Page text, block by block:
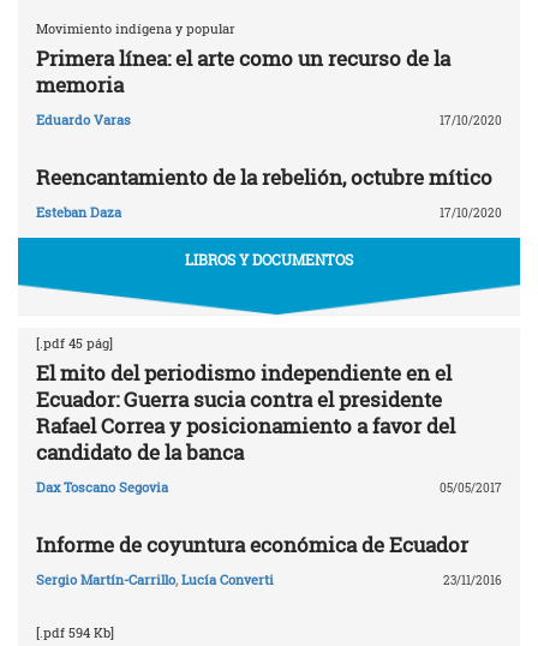
Movimiento indígena y popular
Primera línea: el arte como un recurso de la
memoria
Eduardo Varas 17/10/2020
Reencantamiento de la rebelión, octubre mítico
Esteban Daza 17/10/2020
LIBROS Y DOCUMENTOS
[.pdf 45 pág]
El mito del periodismo independiente en el
Ecuador: Guerra sucia contra el presidente
Rafael Correa y posicionamiento a favor del
candidato de la banca
Dax Toscano Segovia 05/05/2017
Informe de coyuntura económica de Ecuador
Sergio Martín-Carrillo, Lucía Converti 23/11/2016
[.pdf 594 Kb]